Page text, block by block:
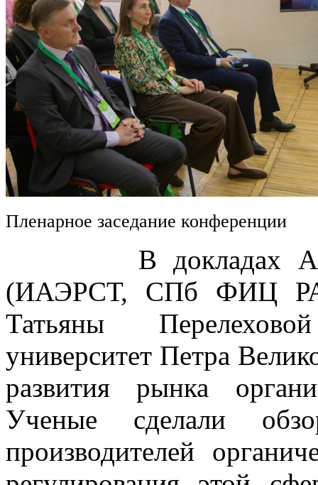
Пленарное заседание конференции
В докладах
(ИАЭРСТ, СПб ФИЦ
Татьяны
университет Петра
развития рынка
Ученые сделали
производителей